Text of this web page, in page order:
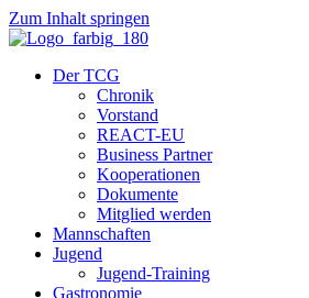
Zum Inhalt springen
Der TCG
Chronik
Vorstand
REACT-EU
Business Partner
Kooperationen
Dokumente
Mitglied werden
Mannschaften
Jugend
Jugend-Training
Gastronomie